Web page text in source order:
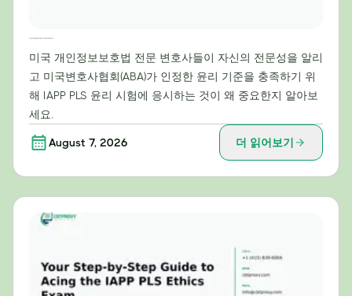
미국 개인정보보호법 전문 변호사들이 자신의 전문성을 알리
고 미국변호사협회(ABA)가 인정한 윤리 기준을 충족하기 위
해 IAPP PLS 윤리 시험에 응시하는 것이 왜 중요한지 알아보
세요.
August 7, 2026 더 읽어보기